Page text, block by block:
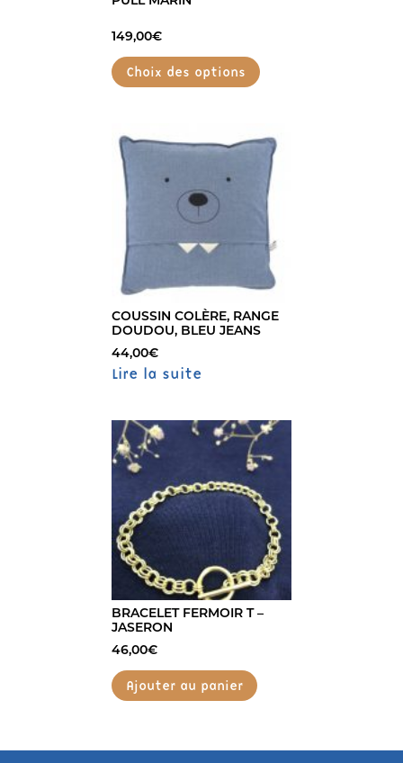
149,00€
Choix des options
plusieurs
variations.
Les
peuvent
être
choisies
sur
la
page
du
COUSSIN COLÈRE, RANGE
DOUDOU, BLEU JEANS
44,00€
Lire la suite
BRACELET FERMOIR T –
JASERON
46,00€
Ajouter au panier